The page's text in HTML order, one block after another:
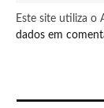
Este site utiliza o
dados em